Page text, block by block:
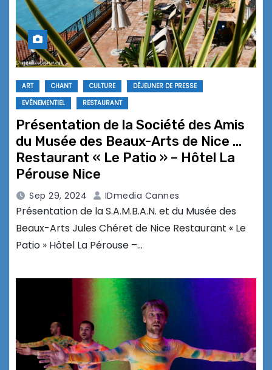
ART CHANT CULTURE
DÉJEUNER DE PRESSE
EVÉNEMENTIEL
RESTAURANT
Présentation de la Société des Amis
du Musée des Beaux-Arts de Nice …
Restaurant « Le Patio » – Hôtel La
Pérouse Nice
Sep 29, 2024 IDmedia Cannes
Présentation de la S.A.M.B.A.N. et du Musée des
Beaux-Arts Jules Chéret de Nice Restaurant « Le
Patio » Hôtel La Pérouse –…